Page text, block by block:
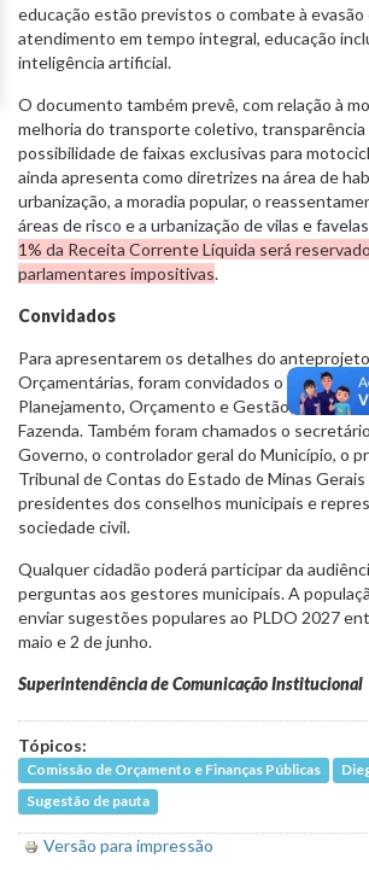
educação estão previstos o combate à evasão
atendimento em tempo integral, educação
inteligência artificial.
O documento também prevê, com relação à
melhoria do transporte coletivo, transparência
possibilidade de faixas exclusivas para
ainda apresenta como diretrizes na área de
urbanização, a moradia popular, o
áreas de risco e a urbanização de vilas e
1% da Receita Corrente Líquida será
parlamentares impositivas.
Convidados
Para apresentarem os detalhes do
Orçamentárias, foram convidados o secretário
Planejamento, Orçamento e Gestão; e o
Fazenda. Também foram chamados o
Governo, o controlador geral do Município, o
Tribunal de Contas do Estado de Minas Gerais
presidentes dos conselhos municipais e
sociedade civil.
Qualquer cidadão poderá participar da
perguntas aos gestores municipais. A
enviar sugestões populares ao PLDO 2027
maio e 2 de junho.
Superintendência de Comunicação Institucional
Tópicos:
Comissão de Orçamento e Finanças Públicas
Sugestão de pauta
Versão para impressão